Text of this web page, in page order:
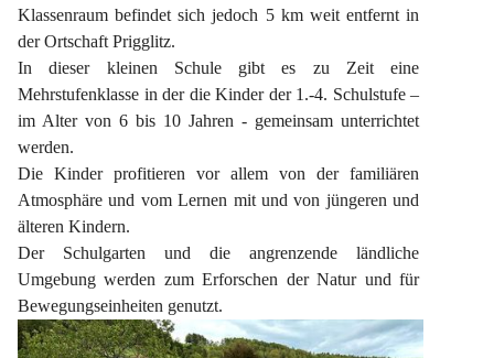
Klassenraum befindet sich jedoch 5 km weit entfernt in
der Ortschaft Prigglitz.
In dieser kleinen Schule gibt es zu Zeit eine
Mehrstufenklasse in der die Kinder der 1.-4. Schulstufe –
im Alter von 6 bis 10 Jahren - gemeinsam unterrichtet
werden.
Die Kinder profitieren vor allem von der familiären
Atmosphäre und vom Lernen mit und von jüngeren und
älteren Kindern.
Der Schulgarten und die angrenzende ländliche
Umgebung werden zum Erforschen der Natur und für
Bewegungseinheiten genutzt.